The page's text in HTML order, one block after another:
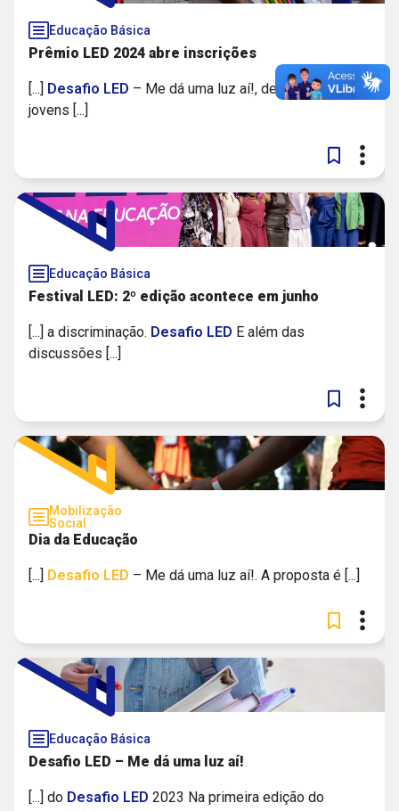
Educação Básica
Prêmio LED 2024 abre inscrições
[...] Desafio LED – Me dá uma luz aí!, destinado a
jovens [...]
Educação Básica
Festival LED: 2º edição acontece em junho
[...] a discriminação. Desafio LED E além das
discussões [...]
Mobilização
Social
Dia da Educação
[...] Desafio LED – Me dá uma luz aí!. A proposta é [...]
Educação Básica
Desafio LED – Me dá uma luz aí!
[...] do Desafio LED 2023 Na primeira edição do